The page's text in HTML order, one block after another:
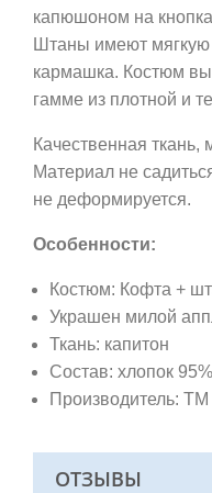
капюшоном на
Штаны имеют мягкую
кармашка. Костюм
гамме из плотной и
Качественная ткань,
Материал не
не деформируется.
Особенности:
Костюм: Кофта +
Украшен милой
Ткань: капитон
Состав: хлопок
Производитель: ТМ
ОТЗЫВЫ